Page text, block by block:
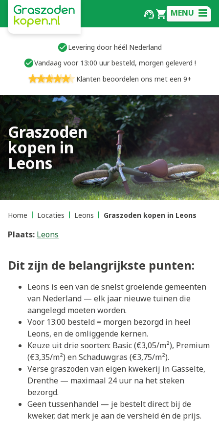
MENU
Levering door héél Nederland
Vandaag voor 13:00 uur besteld, morgen geleverd !
Klanten beoordelen ons met een 9+
Graszoden
kopen in
Leons
Home Locaties Leons Graszoden kopen in Leons
Plaats: Leons
Dit zijn de belangrijkste punten:
Leons is een van de snelst groeiende gemeenten
van Nederland — elk jaar nieuwe tuinen die
aangelegd moeten worden.
Voor 13:00 besteld = morgen bezorgd in heel
Leons, en de omliggende kernen.
Keuze uit drie soorten: Basic (€3,05/m²), Premium
(€3,35/m²) en Schaduwgras (€3,75/m²).
Verse graszoden van eigen kwekerij in Gasselte,
Drenthe — maximaal 24 uur na het steken
bezorgd.
Geen tussenhandel — je bestelt direct bij de
kweker, dat merk je aan de versheid én de prijs.